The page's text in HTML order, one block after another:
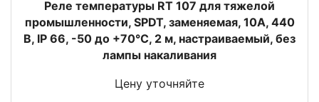
Реле температуры RT 107 для тяжелой
промышленности, SPDT, заменяемая, 10А, 440
В, IP 66, -50 до +70°С, 2 м, настраиваемый, без
лампы накаливания
Цену уточняйте